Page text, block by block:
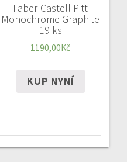
Faber-Castell Pitt
Monochrome Graphite
19 ks
1190,00Kč
KUP NYNÍ